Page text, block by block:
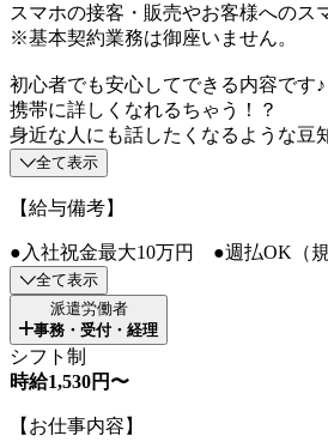
スマホの接客・販売やお客様へのス
※基本契約業務は御座いません。
初心者でも安心してできる内容です♪
携帯に詳しくなれるちゃう！？
身近な人にも話したくなるような豆
全て表示
【給与備考】
●入社祝金最大10万円 ●週払OK（
全て表示
派遣労働者
事務・受付・経理
シフト制
時給1,530円〜
【お仕事内容】